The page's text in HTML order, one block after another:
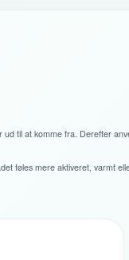
til at komme fra. Derefter
føles mere aktiveret, varmt